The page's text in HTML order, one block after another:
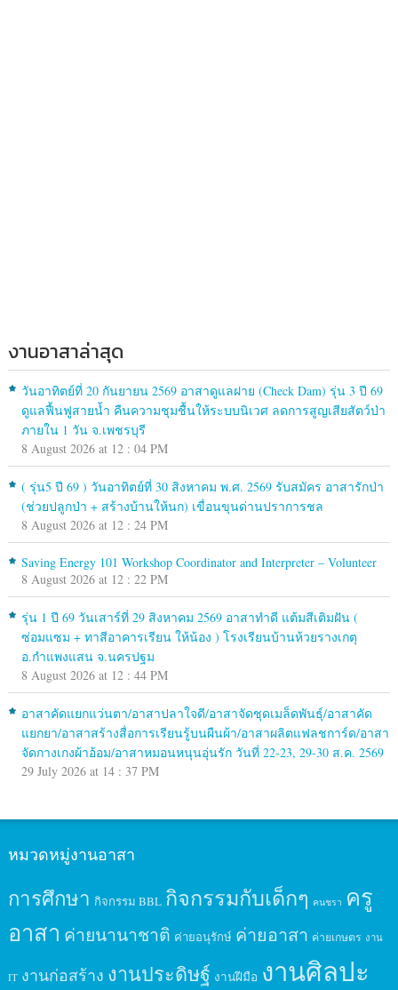
งานอาสาล่าสุด
วันอาทิตย์ที่ 20 กันยายน 2569 อาสาดูแลฝาย (Check Dam) รุ่น 3 ปี 69
ดูแลฟื้นฟูสายน้ำ คืนความชุมชื้นให้ระบบนิเวศ ลดการสูญเสียสัตว์ป่า
ภายใน 1 วัน จ.เพชรบุรี
8 August 2026 at 12 : 04 PM
( รุ่น5 ปี 69 ) วันอาทิตย์ที่ 30 สิงหาคม พ.ศ. 2569 รับสมัคร อาสารักป่า
(ช่วยปลูกป่า + สร้างบ้านให้นก) เขื่อนขุนด่านปราการชล
8 August 2026 at 12 : 24 PM
Saving Energy 101 Workshop Coordinator and Interpreter – Volunteer
8 August 2026 at 12 : 22 PM
รุ่น 1 ปี 69 วันเสาร์ที่ 29 สิงหาคม 2569 อาสาทำดี แต้มสีเติมฝัน (
ซ่อมแซม + ทาสีอาคารเรียน ให้น้อง ) โรงเรียนบ้านห้วยรางเกตุ
อ.กำแพงแสน จ.นครปฐม
8 August 2026 at 12 : 44 PM
อาสาคัดแยกแว่นตา/อาสาปลาใจดี/อาสาจัดชุดเมล็ดพันธุ์/อาสาคัด
แยกยา/อาสาสร้างสื่อการเรียนรู้บนผืนผ้า/อาสาผลิตแฟลชการ์ด/อาสา
จัดกางเกงผ้าอ้อม/อาสาหมอนหนุนอุ่นรัก วันที่ 22-23, 29-30 ส.ค. 2569
29 July 2026 at 14 : 37 PM
หมวดหมู่งานอาสา
การศึกษา กิจกรรม BBL กิจกรรมกับเด็กๆ คนชรา ครู
อาสา ค่ายนานาชาติ ค่ายอนุรักษ์ ค่ายอาสา ค่ายเกษตร งาน
IT งานก่อสร้าง งานประดิษฐ์ งานฝีมือ งานศิลปะ